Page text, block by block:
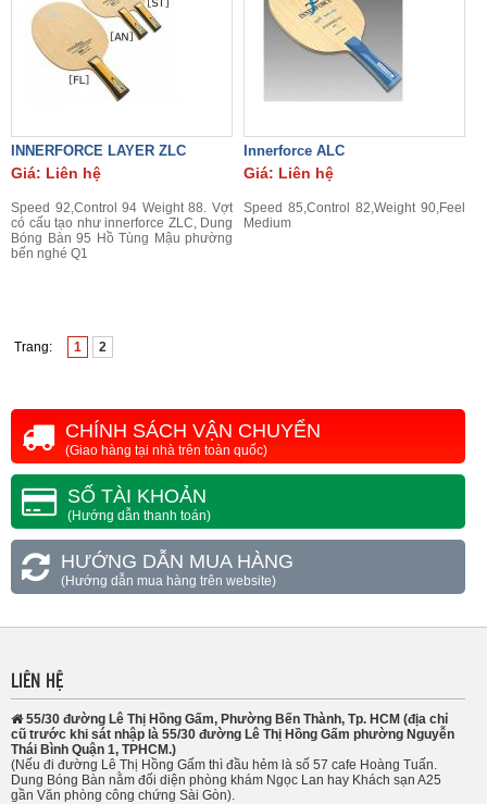
INNERFORCE LAYER ZLC
Giá: Liên hệ
Speed 92,Control 94 Weight 88. Vợt
có cấu tạo như innerforce ZLC, Dung
Bóng Bàn 95 Hồ Tùng Mậu phường
bến nghé Q1
Innerforce ALC
Giá: Liên hệ
Speed 85,Control 82,Weight 90,Feel
Medium
Trang: 1 2
CHÍNH SÁCH VẬN CHUYỂN
(Giao hàng tại nhà trên toàn quốc)
SỐ TÀI KHOẢN
(Hướng dẫn thanh toán)
HƯỚNG DẪN MUA HÀNG
(Hướng dẫn mua hàng trên website)
LIÊN HỆ
55/30 đường Lê Thị Hồng Gấm, Phường Bến Thành, Tp. HCM (địa chỉ
cũ trước khi sát nhập là 55/30 đường Lê Thị Hồng Gấm phường Nguyễn
Thái Bình Quận 1, TPHCM.)
(Nếu đi đường Lê Thị Hồng Gấm thì đầu hẻm là số 57 cafe Hoàng Tuấn.
Dung Bóng Bàn nằm đối diện phòng khám Ngọc Lan hay Khách sạn A25
gần Văn phòng công chứng Sài Gòn).